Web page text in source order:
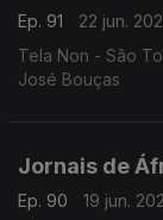
Ep. 91
22 jun.
Tela Non - São
José Bouças
Jornais de
Ep. 90
19 jun.